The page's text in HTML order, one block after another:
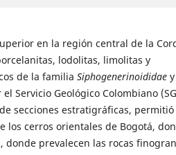
en la región central de la
lodolitas, limolitas y
de la familia Siphogenerinoididaey
Servicio Geológico Colombiano
secciones estratigráficas,
los cerros orientales de Bogotá,
prevalecen las rocas